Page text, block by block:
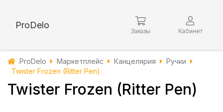
ProDelo
Заказы Кабинет
ProDelo Маркетплейс Канцелярия
Ручки
Twister Frozen (Ritter Pen)
Twister Frozen (Ritter Pen)